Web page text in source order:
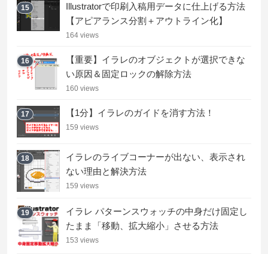
15
Illustratorで印刷入稿用データに仕上げる方法
【アピアランス分割＋アウトライン化】
164 views
16
【重要】イラレのオブジェクトが選択できな
い原因＆固定ロックの解除方法
160 views
17 【1分】イラレのガイドを消す方法！
159 views
18
イラレのライブコーナーが出ない、表示され
ない理由と解決方法
159 views
19
イラレ パターンスウォッチの中身だけ固定し
たまま「移動、拡大縮小」させる方法
153 views